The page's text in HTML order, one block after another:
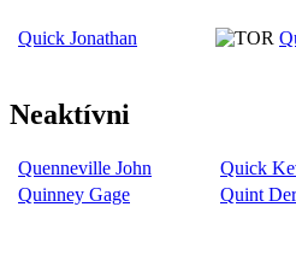
Quick Jonathan
Neaktívni
Quenneville John Quick
Quinney Gage
Quint